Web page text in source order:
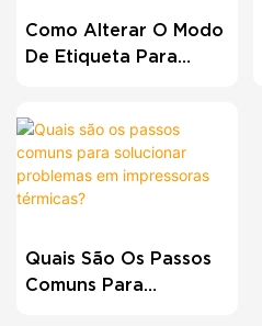
Como Alterar O Modo
De Etiqueta Para
Quais São Os Passos
Comuns Para